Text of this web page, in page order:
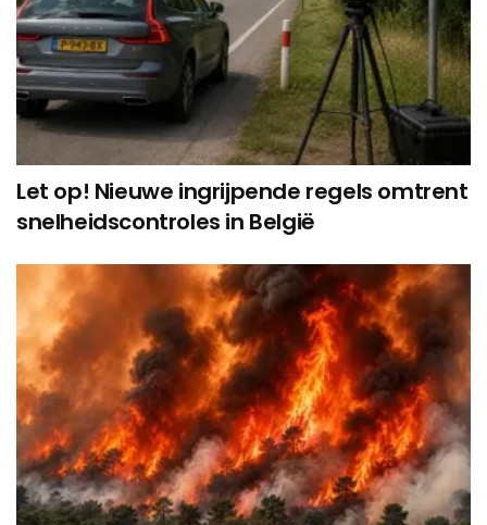
Let op! Nieuwe ingrijpende regels omtrent
snelheidscontroles in België